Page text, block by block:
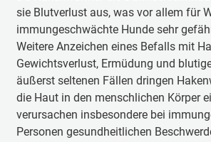
sie Blutverlust aus, was vor allem für
immungeschwächte Hunde sehr
Weitere Anzeichen eines Befalls mit
Gewichtsverlust, Ermüdung und
äußerst seltenen Fällen dringen
die Haut in den menschlichen Körper
verursachen insbesondere bei
Personen gesundheitlichen